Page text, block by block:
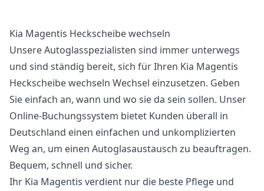
Kia Magentis Heckscheibe wechseln
Unsere Autoglasspezialisten sind immer unterwegs
und sind ständig bereit, sich für Ihren Kia Magentis
Heckscheibe wechseln Wechsel einzusetzen. Geben
Sie einfach an, wann und wo sie da sein sollen. Unser
Online-Buchungssystem bietet Kunden überall in
Deutschland einen einfachen und unkomplizierten
Weg an, um einen Autoglasaustausch zu beauftragen.
Bequem, schnell und sicher.
Ihr Kia Magentis verdient nur die beste Pflege und